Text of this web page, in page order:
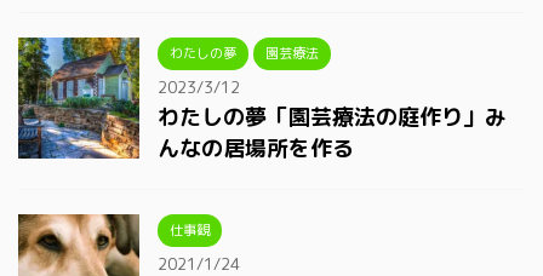
わたしの夢 園芸療法
2023/3/12
わたしの夢「園芸療法の庭作り」み
んなの居場所を作る
仕事観
2021/1/24